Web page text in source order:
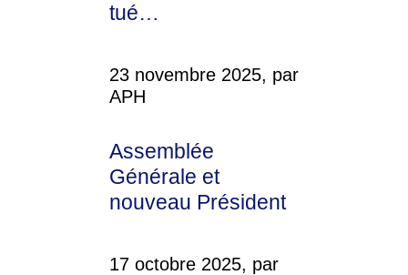
tué…
23 novembre 2025, par
APH
Assemblée
Générale et
nouveau Président
17 octobre 2025, par